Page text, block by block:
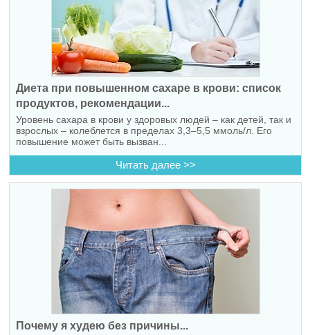
Диета при повышенном сахаре в крови: список
продуктов, рекомендации...
Уровень сахара в крови у здоровых людей – как детей, так и
взрослых – колеблется в пределах 3,3–5,5 ммоль/л. Его
повышение может быть вызван...
Читать далее >>
Почему я худею без причины...